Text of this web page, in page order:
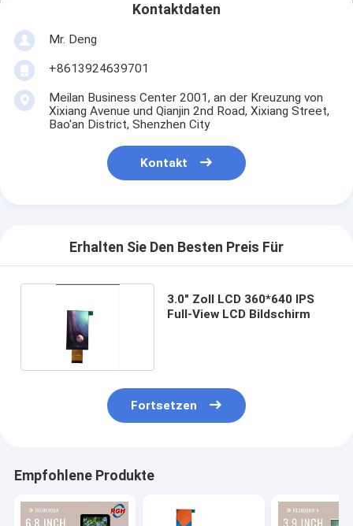
Kontaktdaten
Mr. Deng
+8613924639701
Meilan Business Center 2001, an der Kreuzung von
Xixiang Avenue und Qianjin 2nd Road, Xixiang Street,
Bao'an District, Shenzhen City
Kontakt
Erhalten Sie Den Besten Preis Für
3.0" Zoll LCD 360*640 IPS
Full-View LCD Bildschirm
Fortsetzen
Empfohlene Produkte